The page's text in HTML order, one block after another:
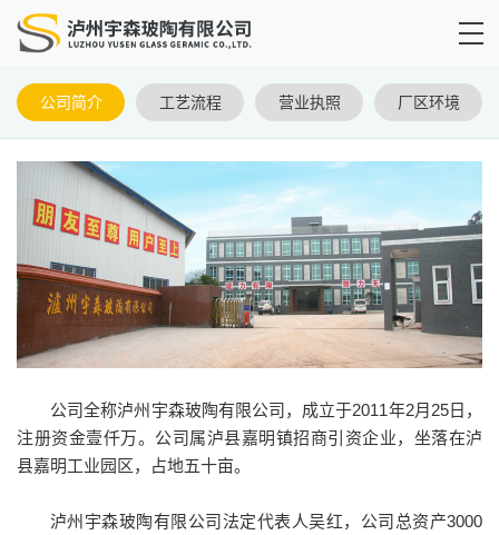
公司简介 工艺流程 营业执照 厂区环境
公司全称泸州宇森玻陶有限公司，成立于2011年2月25日，
注册资金壹仟万。公司属泸县嘉明镇招商引资企业，坐落在泸
县嘉明工业园区，占地五十亩。
泸州宇森玻陶有限公司法定代表人吴红，公司总资产3000